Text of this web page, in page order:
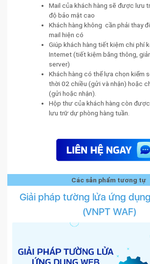
Mail của khách hàng sẽ được lưu
độ bảo mật cao
Khách hàng không cần phải thay
mail hiện có
Giúp khách hàng tiết kiệm chi phí
Internet (tiết kiệm băng thông,
server)
Khách hàng có thể lựa chọn kiểm
thời 02 chiều (gửi và nhận) hoặc
(gửi hoặc nhận).
Hộp thư của khách hàng còn
lưu trữ dự phòng hàng tuần.
Các sản phẩm tương tự
Giải pháp tường lửa ứng
(VNPT WAF)